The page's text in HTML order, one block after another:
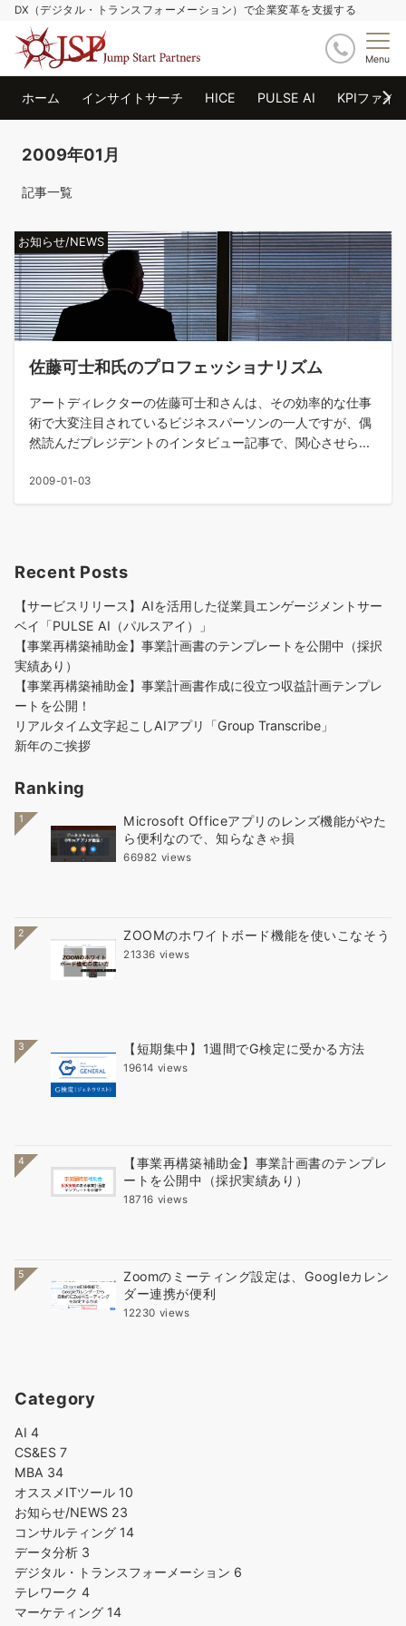
DX（デジタル・トランスフォーメーション）で企業変革を支援する
Menu
ホーム インサイトサーチ HICE PULSE AI KPIファイ
2009年01月
記事一覧
お知らせ/NEWS
佐藤可士和氏のプロフェッショナリズム
アートディレクターの佐藤可士和さんは、その効率的な仕事
術で大変注目されているビジネスパーソンの一人ですが、偶
然読んだプレジデントのインタビュー記事で、関心させら...
2009-01-03
Recent Posts
【サービスリリース】AIを活用した従業員エンゲージメントサー
ベイ「PULSE AI（パルスアイ）」
【事業再構築補助金】事業計画書のテンプレートを公開中（採択
実績あり）
【事業再構築補助金】事業計画書作成に役立つ収益計画テンプレ
ートを公開！
リアルタイム文字起こしAIアプリ「Group Transcribe」
新年のご挨拶
Ranking
1
Microsoft Officeアプリのレンズ機能がやた
ら便利なので、知らなきゃ損
66982 views
2 ZOOMのホワイトボード機能を使いこなそう
21336 views
3 【短期集中】1週間でG検定に受かる方法
19614 views
4
【事業再構築補助金】事業計画書のテンプレ
ートを公開中（採択実績あり）
18716 views
5
Zoomのミーティング設定は、Googleカレン
ダー連携が便利
12230 views
Category
AI 4
CS&ES 7
MBA 34
オススメITツール 10
お知らせ/NEWS 23
コンサルティング 14
データ分析 3
デジタル・トランスフォーメーション 6
テレワーク 4
マーケティング 14